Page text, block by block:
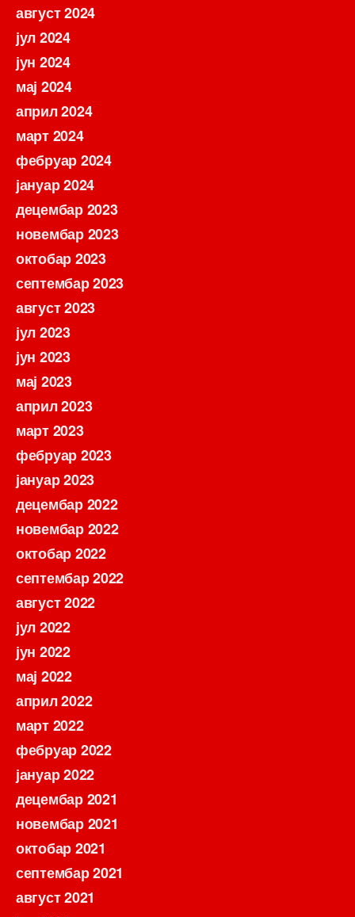
август 2024
јул 2024
јун 2024
мај 2024
април 2024
март 2024
фебруар 2024
јануар 2024
децембар 2023
новембар 2023
октобар 2023
септембар 2023
август 2023
јул 2023
јун 2023
мај 2023
април 2023
март 2023
фебруар 2023
јануар 2023
децембар 2022
новембар 2022
октобар 2022
септембар 2022
август 2022
јул 2022
јун 2022
мај 2022
април 2022
март 2022
фебруар 2022
јануар 2022
децембар 2021
новембар 2021
октобар 2021
септембар 2021
август 2021